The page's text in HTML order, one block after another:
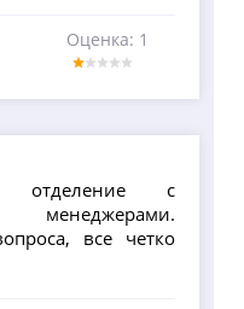
Оценка: 1
отделение с
менеджерами.
все четко